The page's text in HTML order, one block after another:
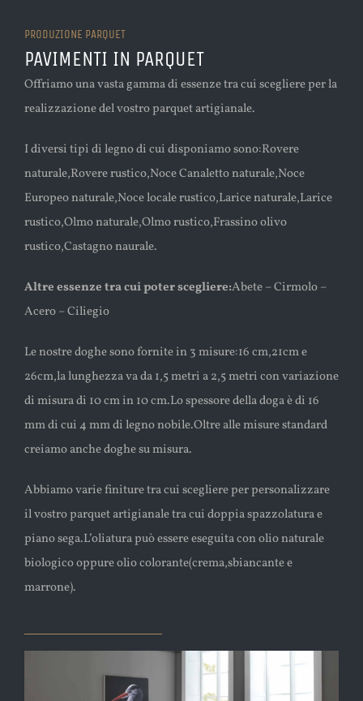
PRODUZIONE PARQUET
PAVIMENTI IN PARQUET
Offriamo una vasta gamma di essenze tra cui scegliere per la
realizzazione del vostro parquet artigianale.
I diversi tipi di legno di cui disponiamo sono:Rovere
naturale,Rovere rustico,Noce Canaletto naturale,Noce
Europeo naturale,Noce locale rustico,Larice naturale,Larice
rustico,Olmo naturale,Olmo rustico,Frassino olivo
rustico,Castagno naurale.
Altre essenze tra cui poter scegliere:Abete – Cirmolo –
Acero – Ciliegio
Le nostre doghe sono fornite in 3 misure:16 cm,21cm e
26cm,la lunghezza va da 1,5 metri a 2,5 metri con variazione
di misura di 10 cm in 10 cm.Lo spessore della doga è di 16
mm di cui 4 mm di legno nobile.Oltre alle misure standard
creiamo anche doghe su misura.
Abbiamo varie finiture tra cui scegliere per personalizzare
il vostro parquet artigianale tra cui doppia spazzolatura e
piano sega.L’oliatura può essere eseguita con olio naturale
biologico oppure olio colorante(crema,sbiancante e
marrone).